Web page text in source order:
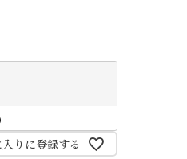
ド
法
りに登録する